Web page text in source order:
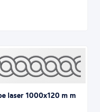
laser 1000x120 m m